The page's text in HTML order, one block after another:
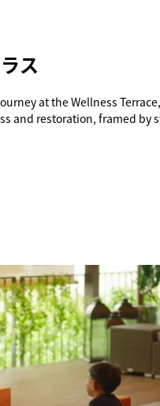
ス
at the Wellness
and restoration, framed by